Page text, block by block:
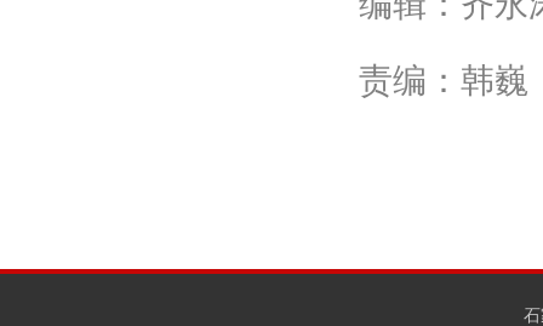
责编：韩巍